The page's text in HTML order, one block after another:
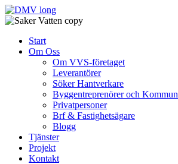
Skip
to
Start
Om Oss
Om VVS-företaget
Leverantörer
Söker Hantverkare
Byggentreprenörer och Kommun
Privatpersoner
Brf & Fastighetsägare
Blogg
Tjänster
Projekt
Kontakt